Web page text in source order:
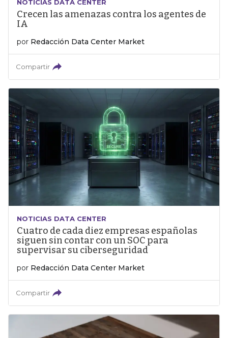
NOTICIAS DATA CENTER
Crecen las amenazas contra los agentes de
IA
por Redacción Data Center Market
Compartir
NOTICIAS DATA CENTER
Cuatro de cada diez empresas españolas
siguen sin contar con un SOC para
supervisar su ciberseguridad
por Redacción Data Center Market
Compartir